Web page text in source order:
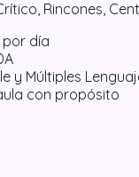
Rincones,
día
y Múltiples
con propósito